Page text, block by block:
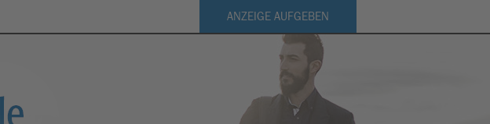
ANZEIGE AUFGEBEN